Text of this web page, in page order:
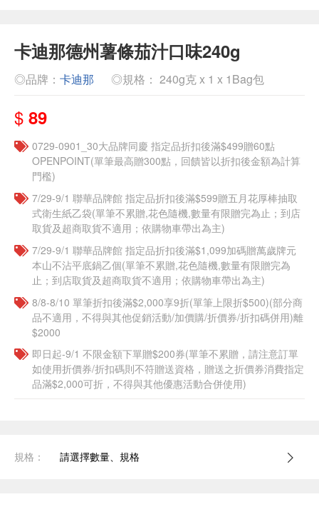
卡迪那德州薯條茄汁口味240g
◎品牌： 卡迪那 ◎規格： 240g克 x 1 x 1Bag包
$ 89
0729-0901_30大品牌同慶 指定品折扣後滿$499贈60點
OPENPOINT(單筆最高贈300點，回饋皆以折扣後金額為計算
門檻)
7/29-9/1 聯華品牌館 指定品折扣後滿$599贈五月花厚棒抽取
式衛生紙乙袋(單筆不累贈,花色隨機,數量有限贈完為止；到店
取貨及超商取貨不適用；依購物車帶出為主)​​
7/29-9/1 聯華品牌館 指定品折扣後滿$1,099加碼贈萬歲牌元
本山不沾平底鍋乙個(單筆不累贈,花色隨機,數量有限贈完為
止；到店取貨及超商取貨不適用；依購物車帶出為主)​​
8/8-8/10 單筆折扣後滿$2,000享9折(單筆上限折$500)(部分商
品不適用，不得與其他促銷活動/加價購/折價券/折扣碼併用)離
$2000
即日起-9/1 不限金額下單贈$200券(單筆不累贈，請注意訂單
如使用折價券/折扣碼則不符贈送資格，贈送之折價券消費指定
品滿$2,000可折，不得與其他優惠活動合併使用)
規格： 請選擇數量、規格